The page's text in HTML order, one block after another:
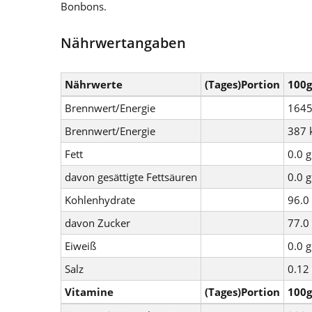
Bonbons.
Nährwertangaben
Nährwerte (Tages)Portion
100g
Brennwert/Energie
Brennwert/Energie
387
Fett
0.0 g
davon gesättigte Fettsäuren
0.0 g
Kohlenhydrate
96.0
davon Zucker
77.0
Eiweiß
0.0 g
Salz
0.12
Vitamine
(Tages)Portion
100g